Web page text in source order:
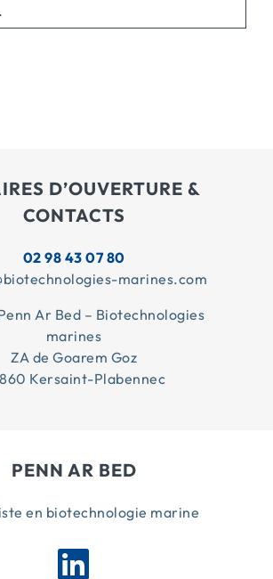
D’OUVERTURE &
CONTACTS
02 98 43 07 80
marines.com
Ar Bed – Biotechnologies
marines
ZA de Goarem Goz
Kersaint-Plabennec
PENN AR BED
en biotechnologie marine